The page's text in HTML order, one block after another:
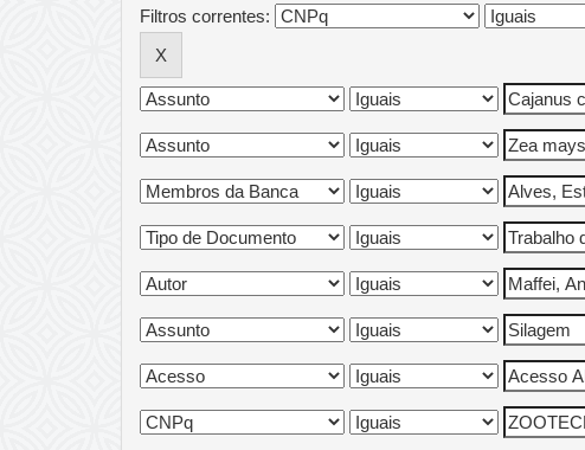
Filtros correntes: